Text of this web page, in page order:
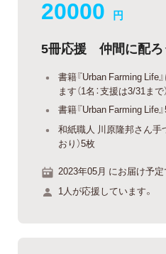
20000 円
5冊応援 仲間に配ろ
書籍『Urban Farming Life
ます（1名：支援は3/31まで）
書籍『Urban Farming Life
和紙職人 川原隆邦さん手
おり）5枚
2023年05月 にお届け予定
1人が応援しています。